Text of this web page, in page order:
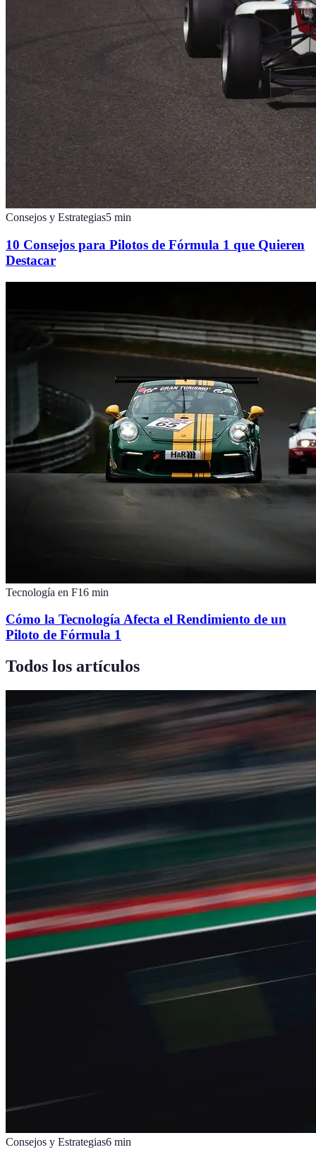
Consejos y Estrategias5 min
10 Consejos para Pilotos de Fórmula 1 que Quieren
Destacar
Tecnología en F16 min
Cómo la Tecnología Afecta el Rendimiento de un
Piloto de Fórmula 1
Todos los artículos
Consejos y Estrategias6 min